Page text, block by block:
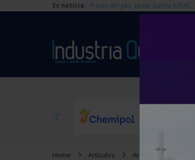
Es noticia: Precio del gas Javier García IUPAC
Home Artículos Artículos técnicos